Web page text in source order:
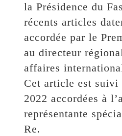
la Présidence du
récents articles
accordée par le
au directeur
affaires
Cet article est suivi
2022 accordées à
représentante
Re.